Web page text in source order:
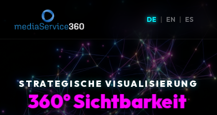
DE | EN | ES
STRATEGISCHE VISUALISIERUNG
360° Sichtbarkeit